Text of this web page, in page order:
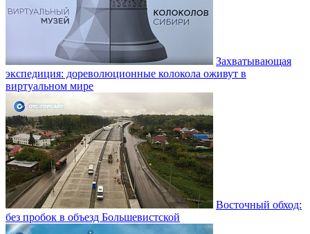
Захватывающая
экспедиция: дореволюционные колокола оживут в
виртуальном мире
Восточный обход:
без пробок в объезд Большевистской